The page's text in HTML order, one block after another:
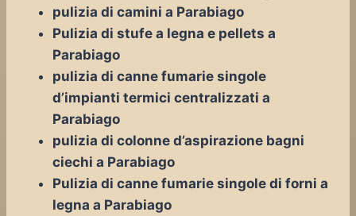
pulizia di camini a Parabiago
Pulizia di stufe a legna e pellets a
Parabiago
pulizia di canne fumarie singole
d’impianti termici centralizzati a
Parabiago
pulizia di colonne d’aspirazione bagni
ciechi a Parabiago
Pulizia di canne fumarie singole di forni a
legna a Parabiago